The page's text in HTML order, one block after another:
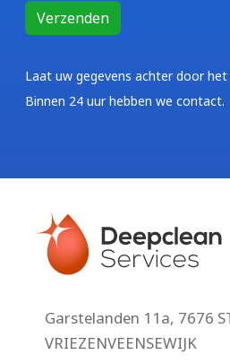
Laat uw gegevens achter door
Binnen 24 uur hebben we contact.
Garstelanden 11a, 7676
VRIEZENVEENSEWIJK